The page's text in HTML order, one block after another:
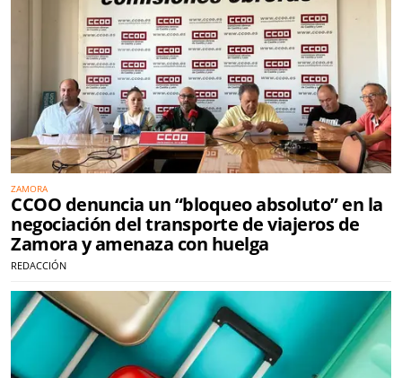
ZAMORA
CCOO denuncia un “bloqueo absoluto” en la
negociación del transporte de viajeros de
Zamora y amenaza con huelga
REDACCIÓN